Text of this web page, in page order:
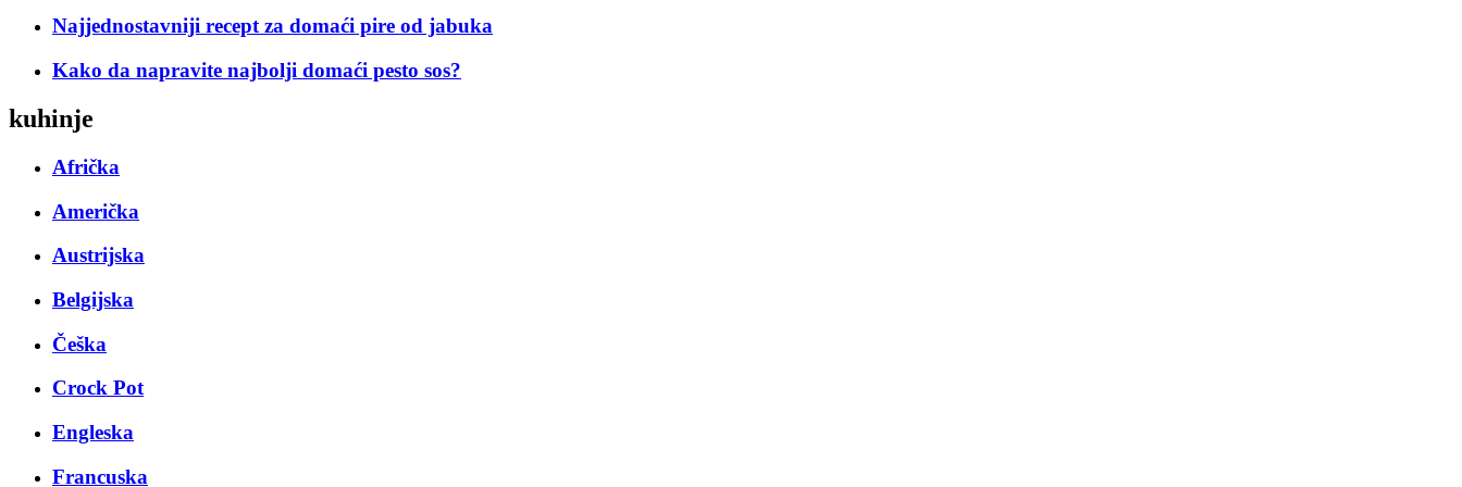
Najjednostavniji recept za domaći pire od jabuka
Kako da napravite najbolji domaći pesto sos?
kuhinje
Afrička
Američka
Austrijska
Belgijska
Češka
Crock Pot
Engleska
Francuska